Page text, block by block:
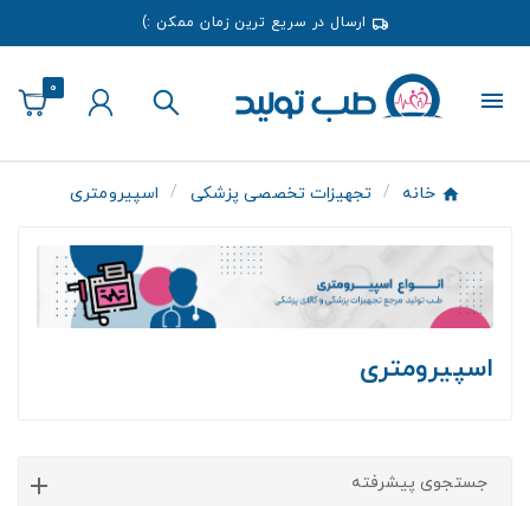
ارسال در سریع ترین زمان ممکن :)
0
خانه تجهیزات تخصصی پزشکی اسپیرومتری
اسپیرومتری
جستجوی پیشرفته